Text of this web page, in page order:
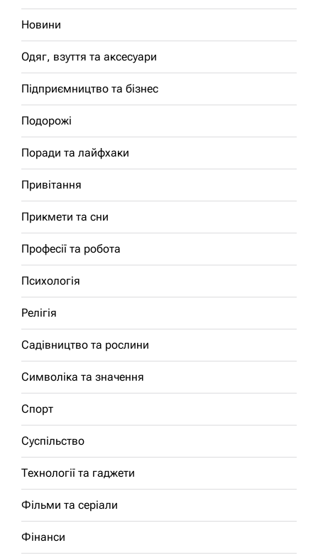
Новини
Одяг, взуття та аксесуари
Підприємництво та бізнес
Подорожі
Поради та лайфхаки
Привітання
Прикмети та сни
Професії та робота
Психологія
Релігія
Садівництво та рослини
Символіка та значення
Спорт
Суспільство
Технології та гаджети
Фільми та серіали
Фінанси